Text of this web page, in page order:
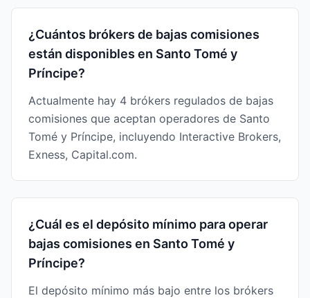
¿Cuántos brókers de bajas comisiones
están disponibles en Santo Tomé y
Príncipe?
Actualmente hay 4 brókers regulados de bajas
comisiones que aceptan operadores de Santo
Tomé y Príncipe, incluyendo Interactive Brokers,
Exness, Capital.com.
¿Cuál es el depósito mínimo para operar
bajas comisiones en Santo Tomé y
Príncipe?
El depósito mínimo más bajo entre los brókers